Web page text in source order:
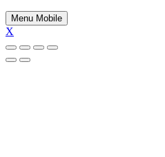
Menu Mobile
X